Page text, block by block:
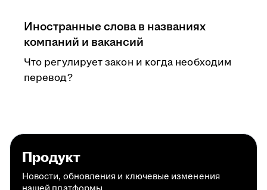
Иностранные слова в названиях
компаний и вакансий
Что регулирует закон и когда необходим
перевод?
Продукт
Новости, обновления и ключевые изменения